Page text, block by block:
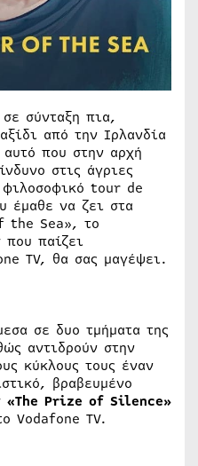
σύνταξη πια,
από την Ιρλανδία
που στην αρχή
στις άγριες
φιλοσοφικό tour de
έμαθε να ζει στα
the Sea», το
παίζει
TV, θα σας μαγέψει.
σε δυο τμήματα της
αντιδρούν στην
κύκλους τους έναν
βραβευμένο
«The Prize of Silence»
Vodafone TV.